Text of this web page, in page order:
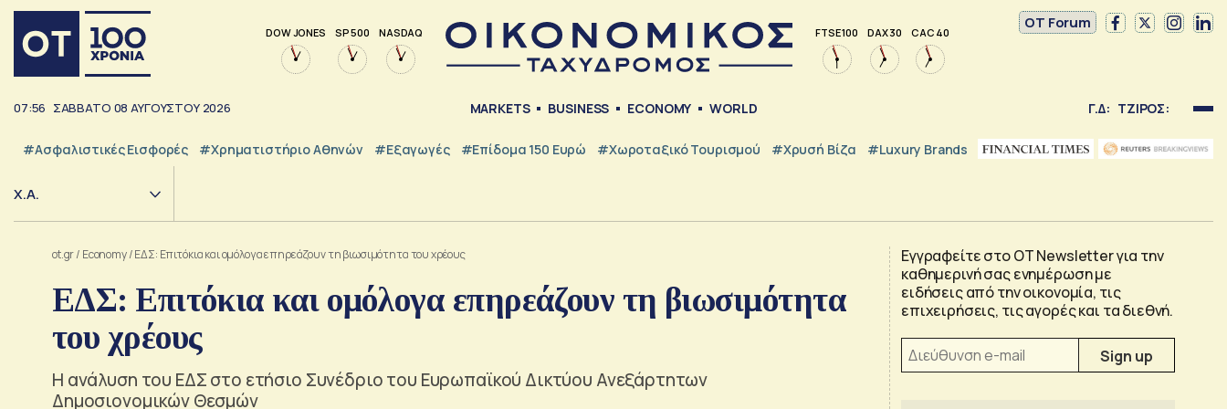
DOW JONES SP 500 NASDAQ FTSE 100 DAX 30 CAC 40
OT Forum
07:56 ΣΑΒΒΑΤΟ 08 ΑΥΓΟΥΣΤΟΥ 2026 MARKETS BUSINESS ECONOMY WORLD Γ.Δ: ΤΖΙΡΟΣ:
#Ασφαλιστικές Εισφορές #Χρηματιστήριο Αθηνών #εξαγωγές #Επίδομα 150 Ευρώ #Χωροταξικό Τουρισμού #Χρυσή Βίζα #luxury Brands
Χ.Α.
ot.gr/ Economy/ΕΔΣ: Επιτόκια και ομόλογα επηρεάζουν τη βιωσιμότητα του χρέους
ΕΔΣ: Επιτόκια και ομόλογα επηρεάζουν τη βιωσιμότητα
του χρέους
Η ανάλυση του ΕΔΣ στο ετήσιο Συνέδριο του Ευρωπαϊκού Δικτύου Ανεξάρτητων
Δημοσιονομικών Θεσμών
Εγγραφείτε στο OT Newsletter για την
καθημερινή σας ενημέρωση με
ειδήσεις από την οικονομία, τις
επιχειρήσεις, τις αγορές και τα διεθνή.